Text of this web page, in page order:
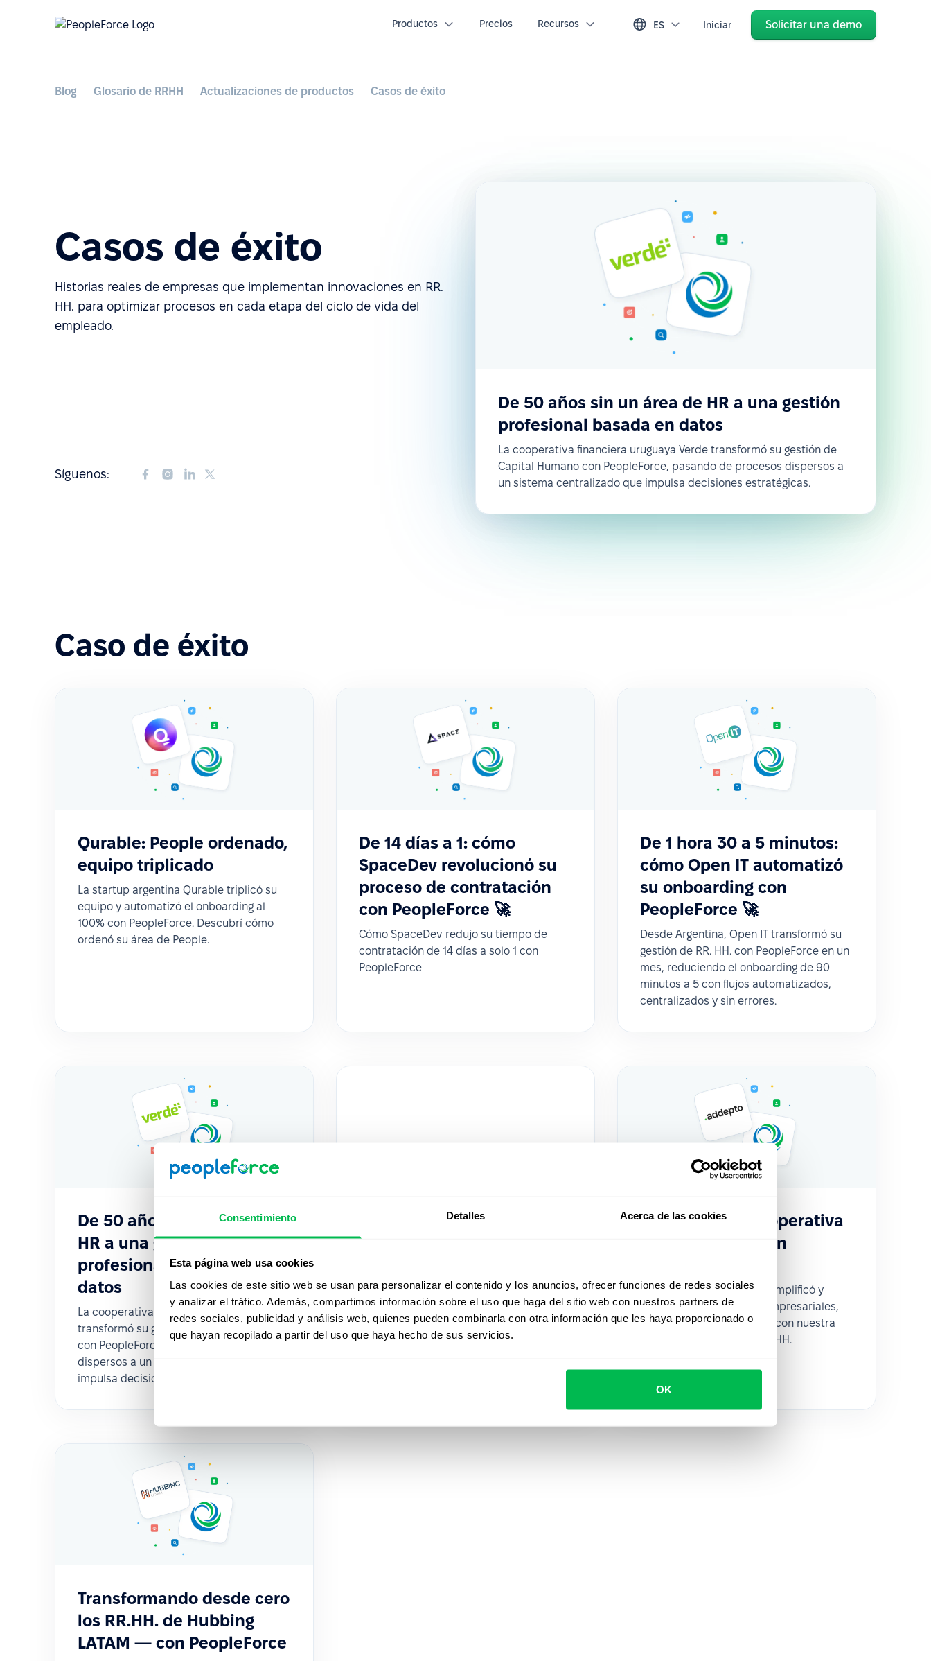
Consentimiento Detalles Acerca de las cookies
Esta página web usa cookies
Las cookies de este sitio web se usan para personalizar el contenido y los anuncios, ofrecer funciones de redes sociales
y analizar el tráfico. Además, compartimos información sobre el uso que haga del sitio web con nuestros partners de
redes sociales, publicidad y análisis web, quienes pueden combinarla con otra información que les haya proporcionado o
que hayan recopilado a partir del uso que haya hecho de sus servicios.
OK
Productos Precios Recursos ES Iniciar Solicitar una demo
Blog Glosario de RRHH Actualizaciones de productos Casos de éxito
Casos de éxito
Historias reales de empresas que implementan innovaciones en RR.
HH. para optimizar procesos en cada etapa del ciclo de vida del
empleado.
Síguenos:
De 50 años sin un área de HR a una gestión
profesional basada en datos
La cooperativa financiera uruguaya Verde transformó su gestión de
Capital Humano con PeopleForce, pasando de procesos dispersos a
un sistema centralizado que impulsa decisiones estratégicas.
Caso de éxito
Qurable: People ordenado,
equipo triplicado
La startup argentina Qurable triplicó su
equipo y automatizó el onboarding al
100% con PeopleForce. Descubrí cómo
ordenó su área de People.
De 14 días a 1: cómo
SpaceDev revolucionó su
proceso de contratación
con PeopleForce 🚀
Cómo SpaceDev redujo su tiempo de
contratación de 14 días a solo 1 con
PeopleForce
De 1 hora 30 a 5 minutos:
cómo Open IT automatizó
su onboarding con
PeopleForce 🚀
Desde Argentina, Open IT transformó su
gestión de RR. HH. con PeopleForce en un
mes, reduciendo el onboarding de 90
minutos a 5 con flujos automatizados,
centralizados y sin errores.
De 50 años sin un área de
HR a una gestión
profesional basada en
datos
La cooperativa financiera uruguaya Verde
transformó su gestión de Capital Humano
con PeopleForce, pasando de procesos
dispersos a un sistema centralizado que
impulsa decisiones estratégicas.
Cómo ASTAT optimizó sus
procesos de HR con
Como ASTAT optimizó sus procesos de HR
y redujo 12 veces el tiempo de
evaluaciones de desempeño con
PeopleForce.
Transformación operativa
de Addepto — con
Descubrí cómo Addepto simplificó y
centralizó sus procesos empresariales,
optimizando su operación con nuestra
plataforma integral de RR. HH.
Transformando desde cero
los RR.HH. de Hubbing
LATAM — con PeopleForce